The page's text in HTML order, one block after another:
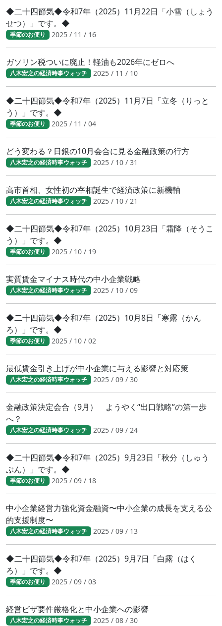
◆二十四節気◆令和7年（2025）11月22日「小雪（しょう
せつ）」です。◆
季節のお便り 2025 / 11 / 16
ガソリン税ついに廃止！軽油も2026年にゼロへ
八木宏之の経済時事ウォッチ 2025 / 11 / 10
◆二十四節気◆令和7年（2025）11月7日「立冬（りっと
う）」です。◆
季節のお便り 2025 / 11 / 04
どう変わる？日銀の10月会合に見る金融政策の行方
八木宏之の経済時事ウォッチ 2025 / 10 / 31
高市首相、女性初の宰相誕生で経済政策に新機軸
八木宏之の経済時事ウォッチ 2025 / 10 / 21
◆二十四節気◆令和7年（2025）10月23日「霜降（そうこ
う）」です。◆
季節のお便り 2025 / 10 / 19
実質賃金マイナス時代の中小企業戦略
八木宏之の経済時事ウォッチ 2025 / 10 / 09
◆二十四節気◆令和7年（2025）10月8日「寒露（かん
ろ）」です。◆
季節のお便り 2025 / 10 / 02
最低賃金引き上げが中小企業に与える影響と対応策
八木宏之の経済時事ウォッチ 2025 / 09 / 30
金融政策決定会合（9月） ようやく“出口戦略”の第一歩
へ？
八木宏之の経済時事ウォッチ 2025 / 09 / 24
◆二十四節気◆令和7年（2025）9月23日「秋分（しゅう
ぶん）」です。◆
季節のお便り 2025 / 09 / 18
中小企業経営力強化資金融資〜中小企業の成長を支える公
的支援制度〜
八木宏之の経済時事ウォッチ 2025 / 09 / 13
◆二十四節気◆令和7年（2025）9月7日「白露（はく
ろ）」です。◆
季節のお便り 2025 / 09 / 03
経営ビザ要件厳格化と中小企業への影響
八木宏之の経済時事ウォッチ 2025 / 08 / 30